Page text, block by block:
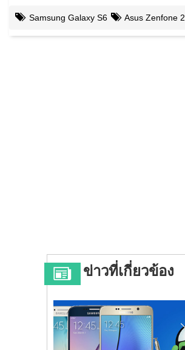
Samsung Galaxy S6 Asus Zenfone 2
ข่าวที่เกี่ยวข้อง